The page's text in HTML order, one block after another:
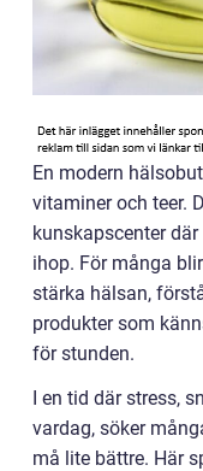
En modern
vitaminer och teer.
kunskapscenter
ihop. För många
stärka hälsan,
produkter som
för stunden.
I en tid där stress,
vardag, söker
må lite bättre. Här